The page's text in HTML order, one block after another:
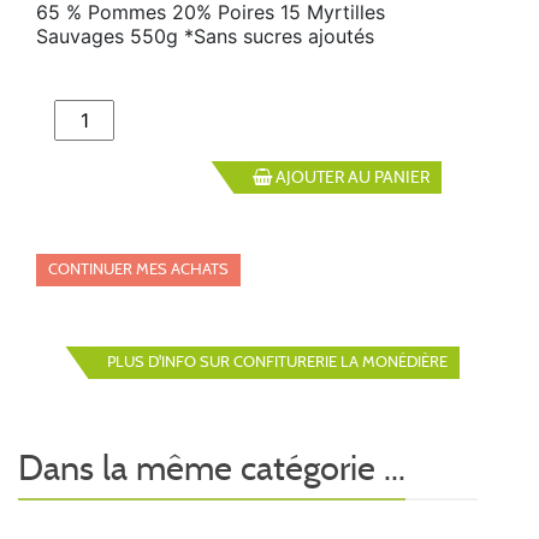
65 % Pommes 20% Poires 15 Myrtilles
Sauvages 550g *Sans sucres ajoutés
AJOUTER AU PANIER
CONTINUER MES ACHATS
PLUS D'INFO SUR CONFITURERIE LA MONÉDIÈRE
Dans la même catégorie ...